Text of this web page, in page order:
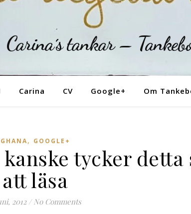
Carina´s tankar –
Carina CV Google+ Om
GHANA, GOOGLE+
tycker detta
att läsa
2012 / No Comments